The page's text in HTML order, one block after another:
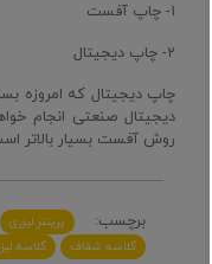
۱- چاپ آفست
۲- چاپ دیجیتال
چاپ دیجیتال که امروزه
دیجیتال صنعتی انجام
روش آفست بسیار بالاتر
برچسب: پرینتر لیزری
گلاسه شفاف
گلاسه